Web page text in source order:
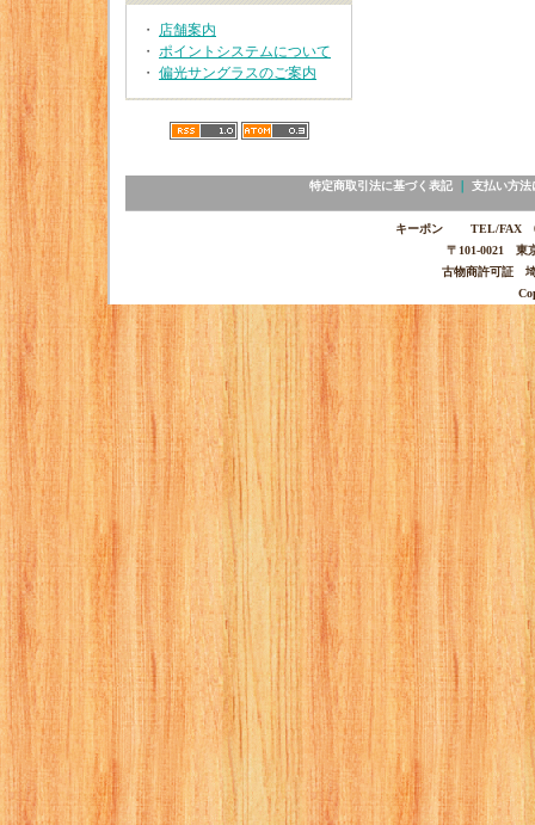
・ 店舗案内
・ ポイントシステムについて
・ 偏光サングラスのご案内
特定商取引法に基づく表記｜ 支払い方法
キーポン TEL/FAX
〒101-0021 東
古物商許可証